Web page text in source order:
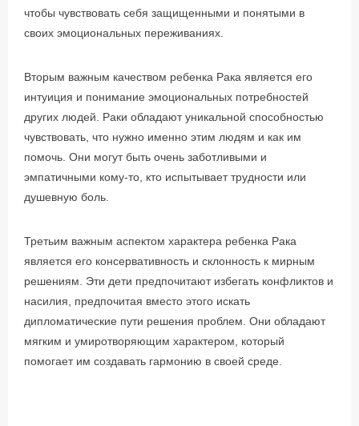
чтобы чувствовать себя защищенными и понятыми в
своих эмоциональных переживаниях.
Вторым важным качеством ребенка Рака является его
интуиция и понимание эмоциональных потребностей
других людей. Раки обладают уникальной способностью
чувствовать, что нужно именно этим людям и как им
помочь. Они могут быть очень заботливыми и
эмпатичными кому-то, кто испытывает трудности или
душевную боль.
Третьим важным аспектом характера ребенка Рака
является его консервативность и склонность к мирным
решениям. Эти дети предпочитают избегать конфликтов и
насилия, предпочитая вместо этого искать
дипломатические пути решения проблем. Они обладают
мягким и умиротворяющим характером, который
помогает им создавать гармонию в своей среде.